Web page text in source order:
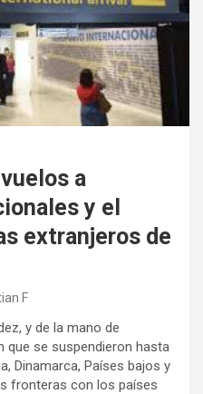
a
y el
extranjeros de
F
y de la mano de
que se suspendieron hasta
Dinamarca, Países bajos y
fronteras con los países